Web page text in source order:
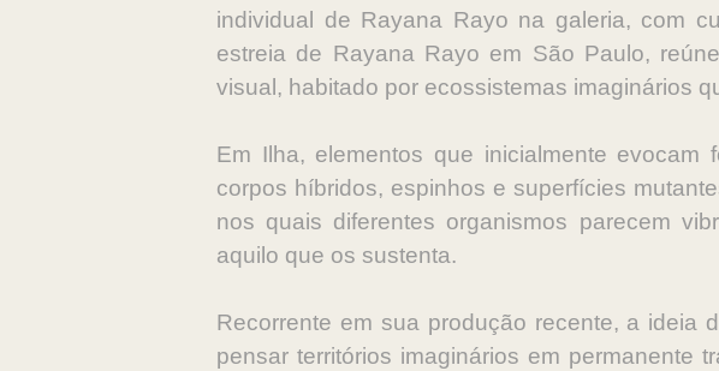
individual de Rayana Rayo na galeria, com
estreia de Rayana Rayo em São Paulo,
visual, habitado por ecossistemas imaginários
Em Ilha, elementos que inicialmente evocam
corpos híbridos, espinhos e superfícies
nos quais diferentes organismos parecem
aquilo que os sustenta.
Recorrente em sua produção recente, a ideia
pensar territórios imaginários em permanente